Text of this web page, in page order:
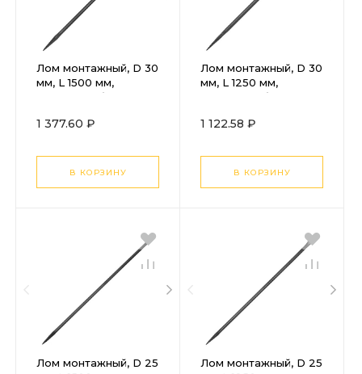
Лом монтажный, D 30
мм, L 1500 мм,
круглый Сибртех
1 377.60 ₽
В КОРЗИНУ
Лом монтажный, D 30
мм, L 1250 мм,
круглый Сибртех
1 122.58 ₽
В КОРЗИНУ
Лом монтажный, D 25
Лом монтажный, D 25